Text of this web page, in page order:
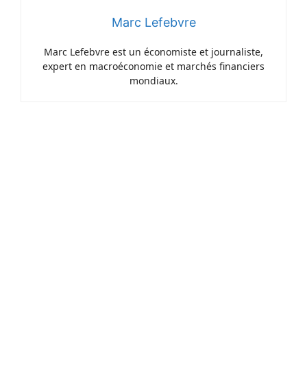
Marc Lefebvre
Marc Lefebvre est un économiste et journaliste,
expert en macroéconomie et marchés financiers
mondiaux.